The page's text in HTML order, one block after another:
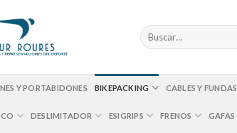
Buscar
por:
Y PORTABIDONES BIKEPACKING CABLES Y FUNDAS
DESLIMITADOR ESIGRIPS FRENOS GAFAS